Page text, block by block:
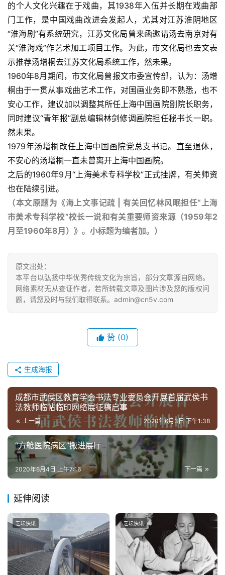
的个人文化兴趣在于戏曲，其1938年入伍并长期在戏曲部
门工作，是中国戏曲改进会发起人，尤其对江苏淮阴地区
“淮海剧”有系统研究，江苏文化局曾来函邀请汤去南京对有
关“淮海戏”作艺术加工项目工作。为此，市文化局也去文表
示推荐汤增桐去江苏文化局系统工作，然未果。
1960年8月期间，市文化局曾报文市委宣传部，认为：汤增
桐由于一贯从事戏曲艺术工作，对国画业务即不熟悉，也不
安心工作，建议加以调整其所任上海中国画院副院长职务，
同时建议“青年报”副总编辑林剑修调画院担任秘书长一职。
然未果。
1979年汤增桐改任上海中国画院党总支书记。直至退休，
不安心的汤增桐一直未曾离开上海中国画院。
之后的1960年9月“上海美术专科学校”正式挂牌，有关师资
也在陆续引进。
（本文原题为《海上文事记疏 | 有关回忆林风眠担任“上海
市美术专科学校”校长一说和有关重要师资来源（1959年2
月至1960年8月）》。小标题为编者加。）
原文出处：
本平台以弘扬中华优秀传统文化为宗旨，部分文章源自网络。
网络素材无从查证作者，若所转载文章及图片涉及您的版权问
题，请您及时与我们取得联系。admin@cn5v.com
赞 (0)
生成海报
成都市武侯区教育学会书法专业委员会开展首届武侯书
法教师临帖临印网络展征稿启事
上一篇 2020年6月3日 下午1:38
“方舱医院病区”搬进展厅
下一篇
2020年6月4日 上午7:16
延伸阅读
艺坛快讯 艺坛快讯